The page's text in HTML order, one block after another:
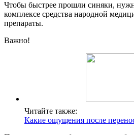
Чтобы быстрее прошли синяки,
комплексе средства народной
препараты.
Важно!
Читайте также:
Какие ощущения после